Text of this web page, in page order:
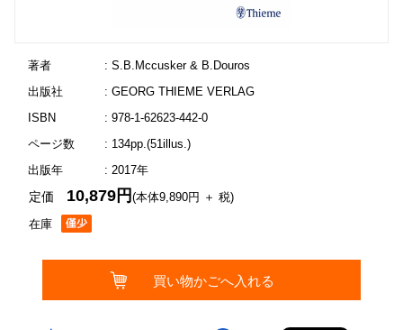
著者
: S.B.Mccusker & B.Douros
出版社
: GEORG THIEME VERLAG
ISBN
: 978-1-62623-442-0
ページ数
: 134pp.(51illus.)
出版年
: 2017年
在庫
定価 10,879円(本体9,890円 ＋ 税)